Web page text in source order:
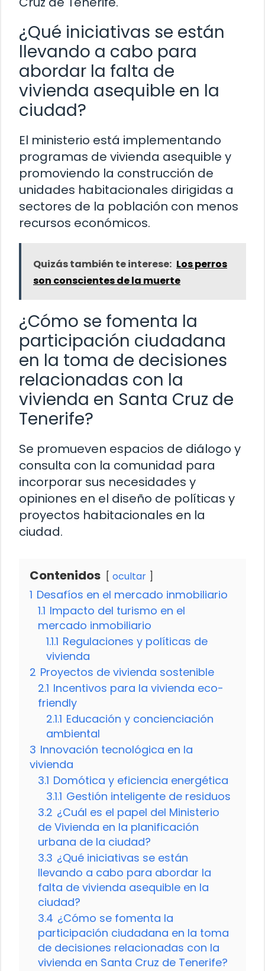
¿Qué iniciativas se están
llevando a cabo para
abordar la falta de
vivienda asequible en la
ciudad?
El ministerio está implementando
programas de vivienda asequible y
promoviendo la construcción de
unidades habitacionales dirigidas a
sectores de la población con menos
recursos económicos.
Quizás también te interese: Los perros
son conscientes de la muerte
¿Cómo se fomenta la
participación ciudadana
en la toma de decisiones
relacionadas con la
vivienda en Santa Cruz de
Tenerife?
Se promueven espacios de diálogo y
consulta con la comunidad para
incorporar sus necesidades y
opiniones en el diseño de políticas y
proyectos habitacionales en la
ciudad.
Contenidos ocultar
1 Desafíos en el mercado inmobiliario
1.1 Impacto del turismo en el
mercado inmobiliario
1.1.1 Regulaciones y políticas de
vivienda
2 Proyectos de vivienda sostenible
2.1 Incentivos para la vivienda eco-
friendly
2.1.1 Educación y concienciación
ambiental
3 Innovación tecnológica en la
vivienda
3.1 Domótica y eficiencia energética
3.1.1 Gestión inteligente de residuos
3.2 ¿Cuál es el papel del Ministerio
de Vivienda en la planificación
urbana de la ciudad?
3.3 ¿Qué iniciativas se están
llevando a cabo para abordar la
falta de vivienda asequible en la
ciudad?
3.4 ¿Cómo se fomenta la
participación ciudadana en la toma
de decisiones relacionadas con la
vivienda en Santa Cruz de Tenerife?